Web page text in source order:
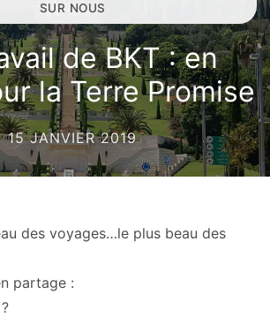
SUR NOUS
de BKT : en
la Terre Promise
15 JANVIER 2019
des voyages…le plus beau des
partage :